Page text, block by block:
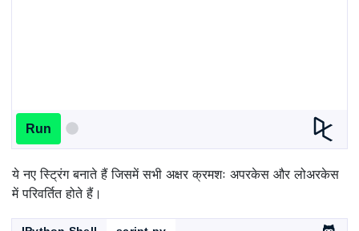
Run
ये नए स्ट्रिंग बनाते हैं जिसमें सभी अक्षर क्रमशः अपरकेस और लोअरकेस
में परिवर्तित होते हैं।